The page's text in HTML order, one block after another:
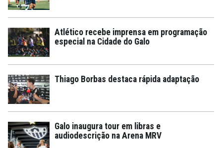
Atlético recebe imprensa em programação
especial na Cidade do Galo
Thiago Borbas destaca rápida adaptação
Galo inaugura tour em libras e
audiodescrição na Arena MRV